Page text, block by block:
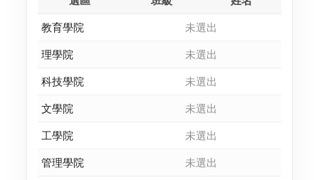
教育學院
未選出
理學院
未選出
科技學院
未選出
文學院
未選出
工學院
未選出
管理學院
未選出